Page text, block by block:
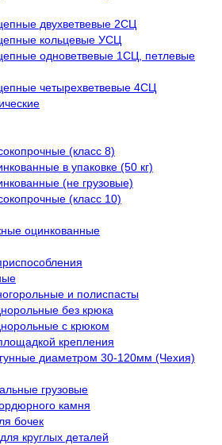
двухветвевые 2СЦ
кольцевые УСЦ
одноветвевые 1СЦ, петлевые
четырехветвевые 4СЦ
(класс 8)
в упаковке (50 кг)
(не грузовые)
(класс 10)
оцинкованные
и полиспасты
без крюка
с крюком
крепления
диаметром 30-120мм (Чехия)
грузовые
камня
бочек
круглых деталей